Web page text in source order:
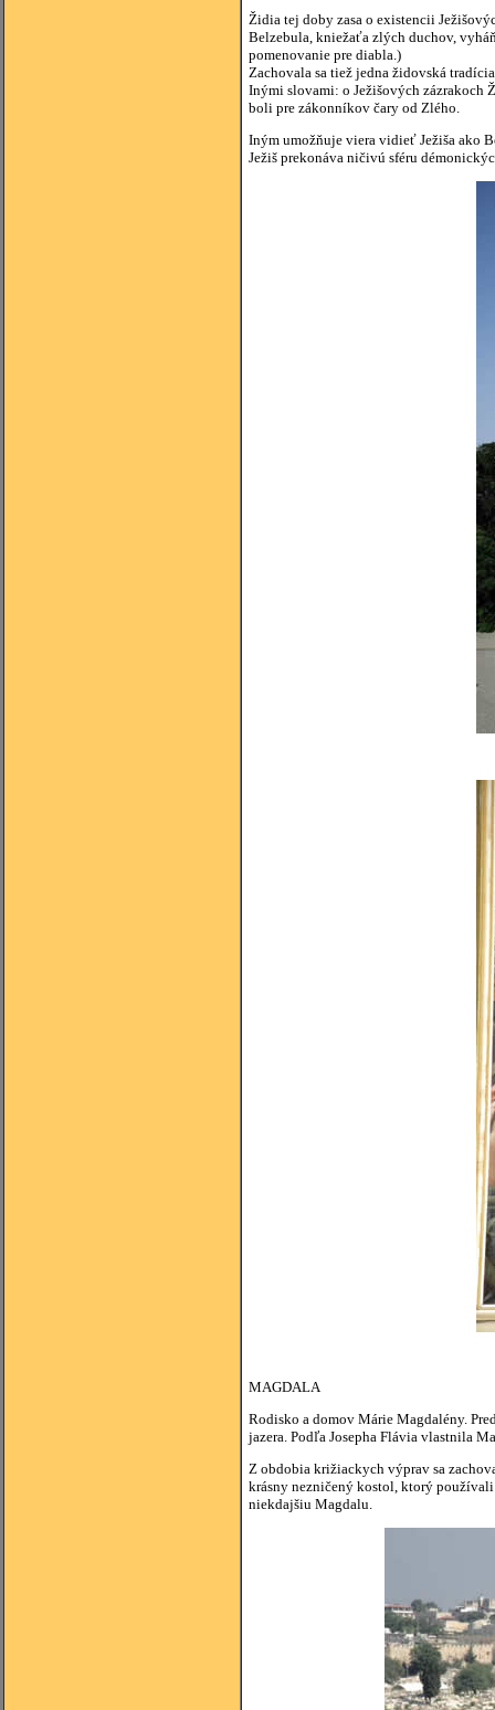
Židia tej doby zasa o existencii
Belzebula, kniežaťa zlých duchov,
pomenovanie pre diabla.)
Zachovala sa tiež jedna židovská
Inými slovami: o Ježišových zázrakoch
boli pre zákonníkov čary od Zlého.
Iným umožňuje viera vidieť Ježiša ako
Ježiš prekonáva ničivú sféru
MAGDALA
Rodisko a domov Márie Magdalény.
jazera. Podľa Josepha Flávia vlastnila
Z obdobia križiackych výprav sa
krásny nezničený kostol, ktorý
niekdajšiu Magdalu.